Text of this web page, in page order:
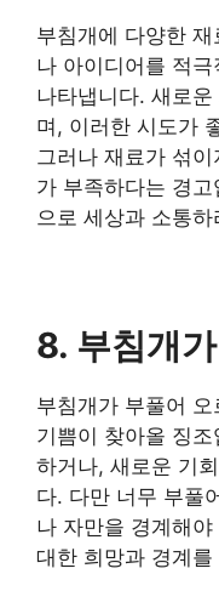
부침개에 다양한
나 아이디어를 적
나타냅니다. 새로
며, 이러한 시도가
그러나 재료가 섞
가 부족하다는 경
으로 세상과 소통
8. 부침개
부침개가 부풀어
기쁨이 찾아올 징
하거나, 새로운 기
다. 다만 너무 부풀
나 자만을 경계해
대한 희망과 경계